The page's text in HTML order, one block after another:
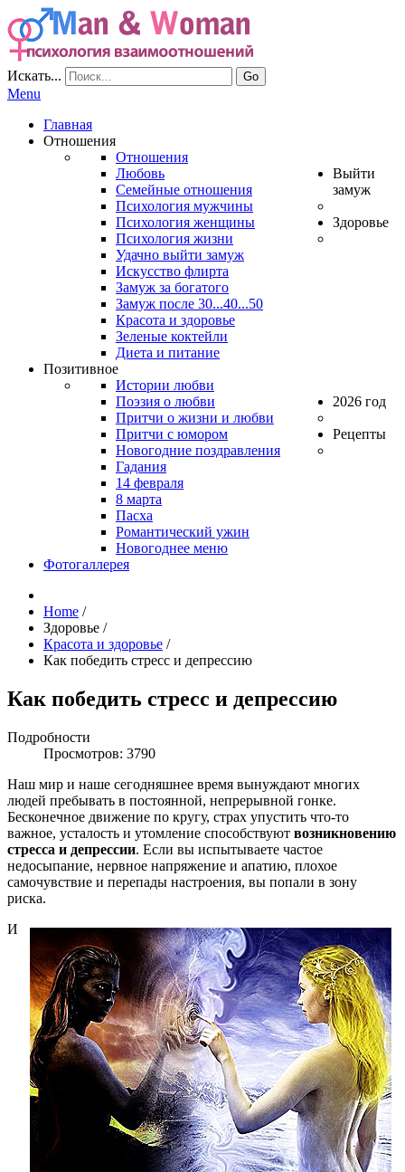
Искать... Go
Menu
Главная
Отношения
Отношения
Любовь
Семейные отношения
Психология мужчины
Психология женщины
Психология жизни
Выйти
замуж
Удачно выйти замуж
Искусство флирта
Замуж за богатого
Замуж после 30...40...50
Здоровье
Красота и здоровье
Зеленые коктейли
Диета и питание
Позитивное
Истории любви
Поэзия о любви
Притчи о жизни и любви
Притчи с юмором
2026 год
Новогодние поздравления
Гадания
14 февраля
8 марта
Рецепты
Пасха
Романтический ужин
Новогоднее меню
Фотогаллерея
Home /
Здоровье /
Красота и здоровье /
Как победить стресс и депрессию
Как победить стресс и депрессию
Подробности
Просмотров: 3790
Наш мир и наше сегодняшнее время вынуждают многих
людей пребывать в постоянной, непрерывной гонке.
Бесконечное движение по кругу, страх упустить что-то
важное, усталость и утомление способствуют возникновению
стресса и депрессии. Если вы испытываете частое
недосыпание, нервное напряжение и апатию, плохое
самочувствие и перепады настроения, вы попали в зону
риска.
И